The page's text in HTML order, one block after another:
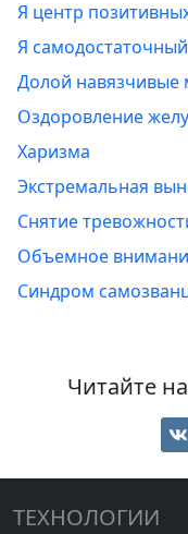
Я центр
Я
Долой навязчивые
Оздоровление
Харизма
Экстремальная
Снятие
Объемное
Синдром
Читайте
ТЕХНОЛОГИИ